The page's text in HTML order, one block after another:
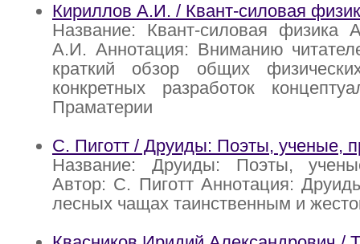
Кириллов А.И. / Квант-силовая
Название: Квант-силовая физика
А.И. Аннотация: Вниманию
краткий обзор общих
конкретных разработок
Праматерии
С. Пиготт / Друиды: Поэты, ученые,
Название: Друиды: Поэты,
Автор: С. Пиготт Аннотация:
лесных чащах таинственным и